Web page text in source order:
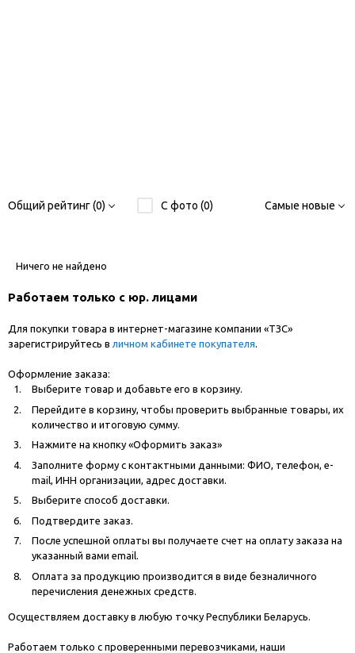
Общий рейтинг (0) С фото (0) Самые новые
Ничего не найдено
Работаем только с юр. лицами
Для покупки товара в интернет-магазине компании «ТЗС»
зарегистрируйтесь в личном кабинете покупателя.
Оформление заказа:
Выберите товар и добавьте его в корзину.
Перейдите в корзину, чтобы проверить выбранные товары, их
количество и итоговую сумму.
Нажмите на кнопку «Оформить заказ»
Заполните форму с контактными данными: ФИО, телефон, e-
mail, ИНН организации, адрес доставки.
Выберите способ доставки.
Подтвердите заказ.
После успешной оплаты вы получаете счет на оплату заказа на
указанный вами email.
Оплата за продукцию производится в виде безналичного
перечисления денежных средств.
Осуществляем доставку в любую точку Республики Беларусь.
Работаем только с проверенными перевозчиками, наши